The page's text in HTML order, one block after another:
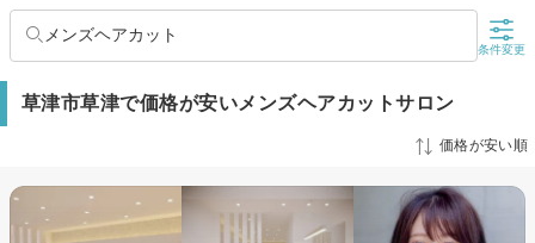
メンズヘアカット
条件変更
草津市草津で価格が安いメンズヘアカットサロン
価格が安い順